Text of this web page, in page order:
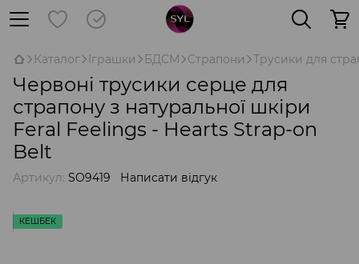
Каталог Іграшки БДСМ Страпони Трусики для
Червоні трусики серце для
страпону з натуральної шкіри
Feral Feelings - Hearts Strap-on
Belt
Артикул: SO9419 Написати відгук
КЕШБЕК